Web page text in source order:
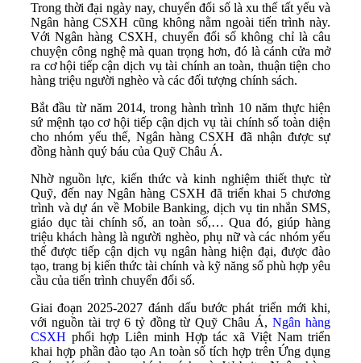
Trong thời đại ngày nay, chuyển đổi số là xu thế tất yếu và
Ngân hàng CSXH cũng không nằm ngoài tiến trình này.
Với Ngân hàng CSXH, chuyển đổi số không chỉ là câu
chuyện công nghệ mà quan trọng hơn, đó là cánh cửa mở
ra cơ hội tiếp cận dịch vụ tài chính an toàn, thuận tiện cho
hàng triệu người nghèo và các đối tượng chính sách.
Bắt đầu từ năm 2014, trong hành trình 10 năm thực hiện
sứ mệnh tạo cơ hội tiếp cận dịch vụ tài chính số toàn diện
cho nhóm yếu thế, Ngân hàng CSXH đã nhận được sự
đồng hành quý báu của Quỹ Châu Á.
Nhờ nguồn lực, kiến thức và kinh nghiệm thiết thực từ
Quỹ, đến nay Ngân hàng CSXH đã triển khai 5 chương
trình và dự án về Mobile Banking, dịch vụ tin nhắn SMS,
giáo dục tài chính số, an toàn số,… Qua đó, giúp hàng
triệu khách hàng là người nghèo, phụ nữ và các nhóm yếu
thế được tiếp cận dịch vụ ngân hàng hiện đại, được đào
tạo, trang bị kiến thức tài chính và kỹ năng số phù hợp yêu
cầu của tiến trình chuyển đổi số.
Giai đoạn 2025-2027 đánh dấu bước phát triển mới khi,
với nguồn tài trợ 6 tỷ đồng từ Quỹ Châu Á,Ngân hàng
CSXH phối hợp Liên minh Hợp tác xã Việt Nam triển
khai hợp phần đào tạo An toàn số tích hợp trên Ứng dụng